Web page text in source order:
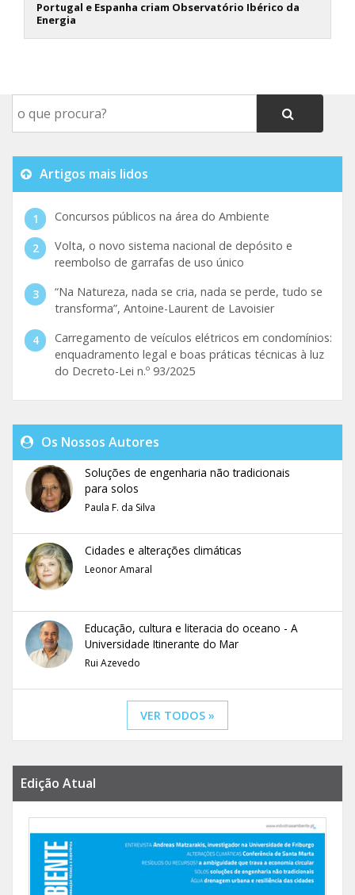
Portugal e Espanha criam Observatório Ibérico da
Energia
Artigos mais lidos
Concursos públicos na área do Ambiente
Volta, o novo sistema nacional de depósito e
reembolso de garrafas de uso único
“Na Natureza, nada se cria, nada se perde, tudo se
transforma”, Antoine-Laurent de Lavoisier
Carregamento de veículos elétricos em condomínios:
enquadramento legal e boas práticas técnicas à luz
do Decreto-Lei n.º 93/2025
Os Nossos Autores
Soluções de engenharia não tradicionais
para solos
Paula F. da Silva
Cidades e alterações climáticas
Leonor Amaral
Educação, cultura e literacia do oceano - A
Universidade Itinerante do Mar
Rui Azevedo
VER TODOS »
Edição Atual